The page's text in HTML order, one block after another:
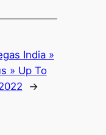
India »
» Up To
→